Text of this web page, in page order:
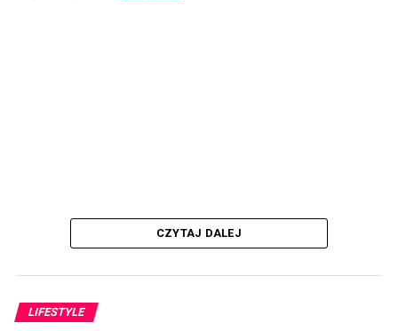
CZYTAJ DALEJ
LIFESTYLE